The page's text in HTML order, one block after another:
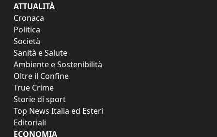
ATTUALITÀ
Cronaca
Politica
Società
Sanità e Salute
Ambiente e Sostenibilità
Oltre il Confine
True Crime
Storie di sport
Top News Italia ed Esteri
Editoriali
ECONOMIA